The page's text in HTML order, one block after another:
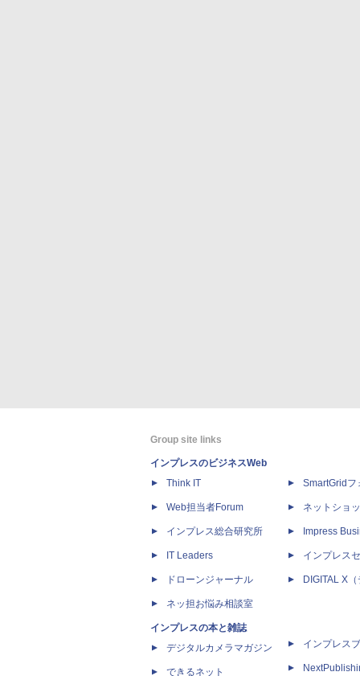
Group site links
インプレスのビジネスWeb
Think IT
Web担当者Forum
インプレス総合研究所
IT Leaders
ドローンジャーナル
ネッ担お悩み相談室
インプレスの本と雑誌
デジタルカメラマガジン
できるネット
SmartGridフ
ネットショ
Impress
インプレス
DIGITAL X
インプレス